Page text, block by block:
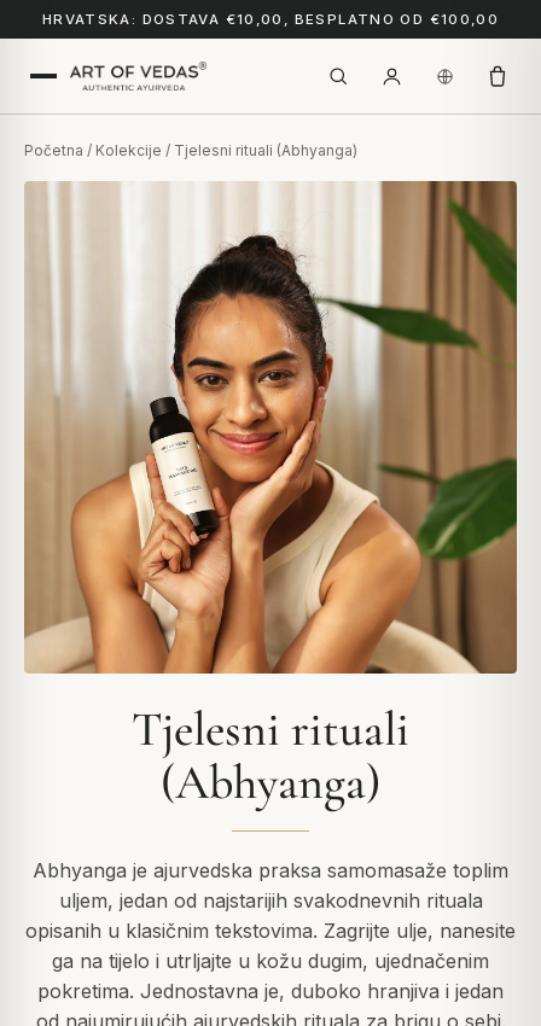
HRVATSKA: DOSTAVA €10,00, BESPLATNO OD €100,00
Početna / Kolekcije / Tjelesni rituali (Abhyanga)
Tjelesni rituali
(Abhyanga)
Abhyanga je ajurvedska praksa samomasaže toplim
uljem, jedan od najstarijih svakodnevnih rituala
opisanih u klasičnim tekstovima. Zagrijte ulje, nanesite
ga na tijelo i utrljajte u kožu dugim, ujednačenim
pokretima. Jednostavna je, duboko hranjiva i jedan
od najumirujućih ajurvedskih rituala za brigu o sebi.